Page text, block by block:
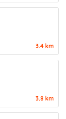
3.4 km
3.8 km